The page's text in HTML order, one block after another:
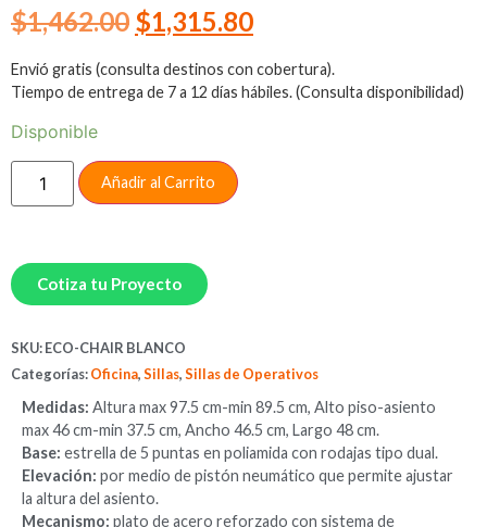
$1,462.00 $1,315.80
Envió gratis (consulta destinos con cobertura).
Tiempo de entrega de 7 a 12 días hábiles. (Consulta disponibilidad)
Disponible
Añadir al Carrito
Cotiza tu Proyecto
SKU:ECO-CHAIR BLANCO
Categorías:Oficina,Sillas,Sillas de Operativos
Medidas: Altura max 97.5 cm-min 89.5 cm, Alto piso-asiento
max 46 cm-min 37.5 cm, Ancho 46.5 cm, Largo 48 cm.
Base: estrella de 5 puntas en poliamida con rodajas tipo dual.
Elevación: por medio de pistón neumático que permite ajustar
la altura del asiento.
Mecanismo: plato de acero reforzado con sistema de